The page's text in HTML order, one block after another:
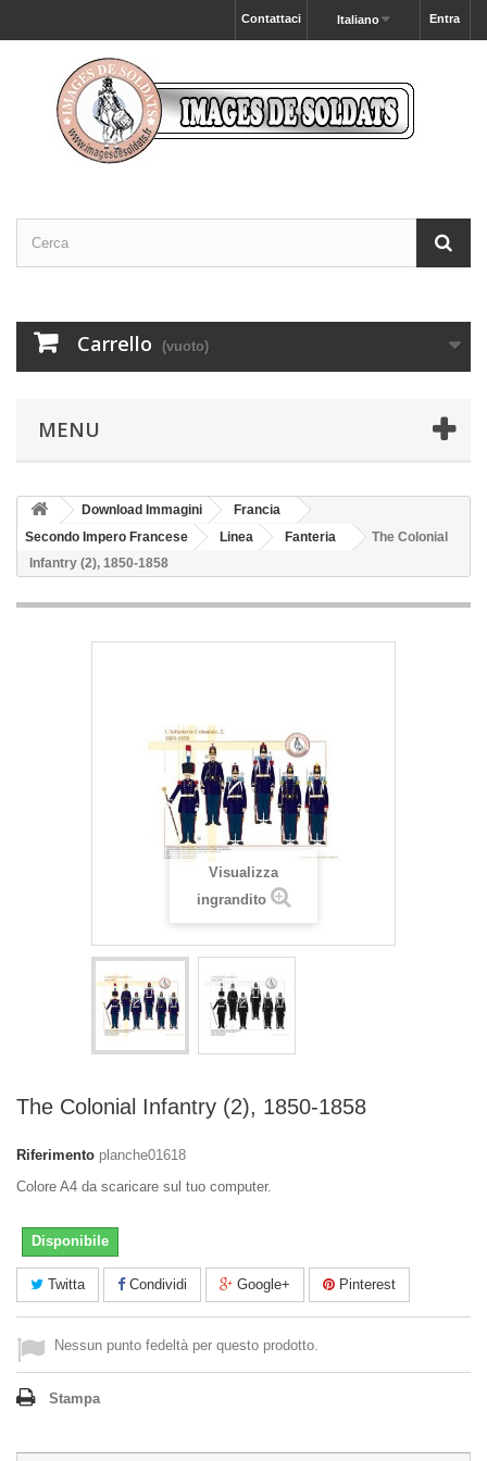
Entra
Italiano
Contattaci
Carrello (vuoto)
MENU
Download Immagini
Francia
Secondo Impero Francese
Linea Fanteria
The Colonial
Infantry (2), 1850-1858
Visualizza
ingrandito
The Colonial Infantry (2), 1850-1858
Riferimento planche01618
Colore A4 da scaricare sul tuo computer.
Disponibile
Twitta Condividi Google+ Pinterest
Nessun punto fedeltà per questo prodotto.
Stampa